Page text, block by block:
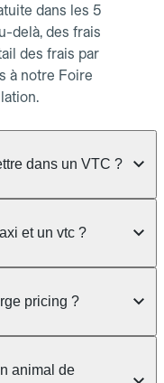
dans les 5
delà, des frais
des frais par
à notre Foire
dans un VTC ?
: jusqu'à 3
TPMR : 1
selon le
et un vtc ?
tarif calculé au
prix fixe connu
frais cachés.
pricing ?
avant la
animal de